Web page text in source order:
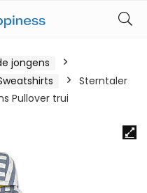
jongens
Sterntaler
Pullover trui